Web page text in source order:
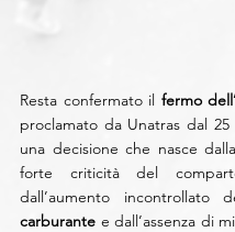
Resta confermato il fermo
proclamato da Unatras dal
una decisione che nasce
forte criticità del
dall’aumento incontrollato
carburante e dall’assenza di